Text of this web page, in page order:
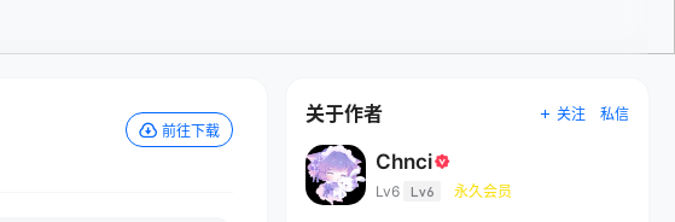
前往下载
关于作者 关注 私信
Chnci
Lv6 Lv6 永久会员